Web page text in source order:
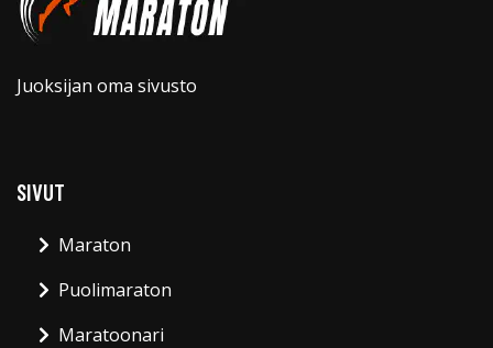
Juoksijan oma sivusto
SIVUT
Maraton
Puolimaraton
Maratoonari